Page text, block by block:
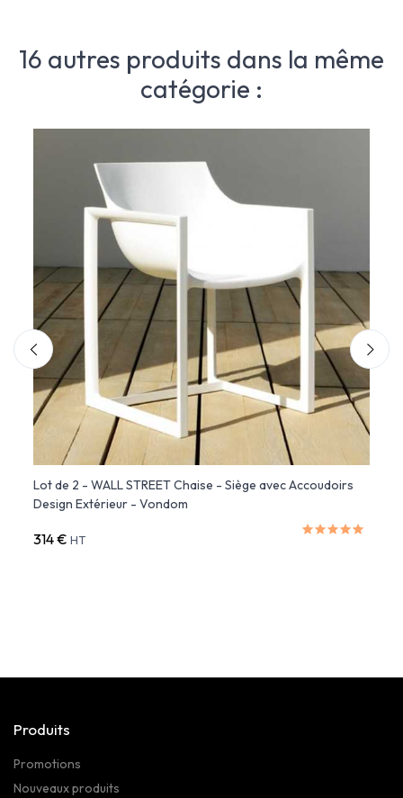
16 autres produits dans la même
catégorie :
Lot de 2 - WALL STREET Chaise - Siège avec Accoudoirs
Design Extérieur - Vondom
314 € HT
Produits
Promotions
Nouveaux produits